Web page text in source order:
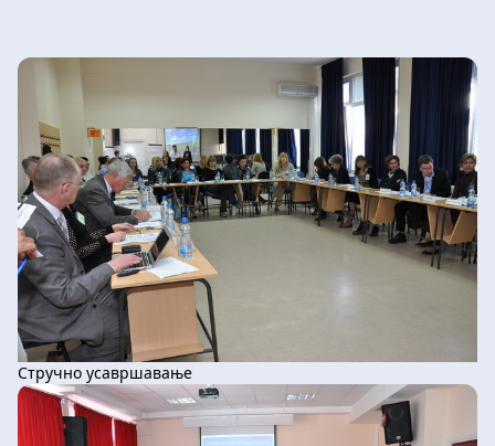
документацији. Зашто изабрати баш овај
семинар? - Акредитација: Семинар носи 32
бода стручног усавршавања и званично
уверење након завршетка. - Потпуна
флексибилност: Радите онлајн, темпом који
вама одговара у оквиру предвиђене четири
недеље. - Безбедно и етички: Учимо како да
АИ користимо одговорно, штитећи
приватност података и интегритет наставног
процеса на сваком кораку. - Практична
применљивост: Све што научите на Моодле
платформи одмах је применљиво у вашој
учионици, без обзира на то који предмет
предајете. Пријава је на линку:
Стручно усавршавање